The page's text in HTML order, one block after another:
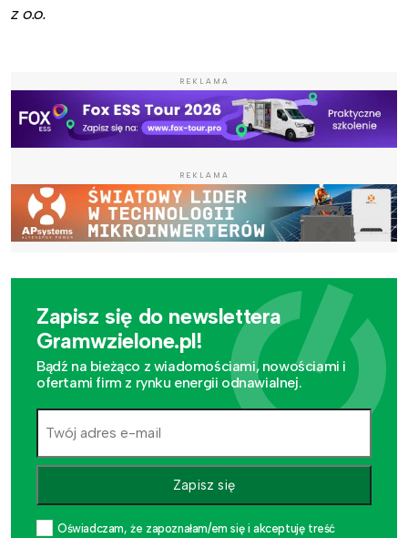
z o.o.
REKLAMA
REKLAMA
Zapisz się do newslettera
Gramwzielone.pl!
Bądź na bieżąco z wiadomościami, nowościami i
ofertami firm z rynku energii odnawialnej.
Zapisz się
Oświadczam, że zapoznałam/em się i akceptuję treść